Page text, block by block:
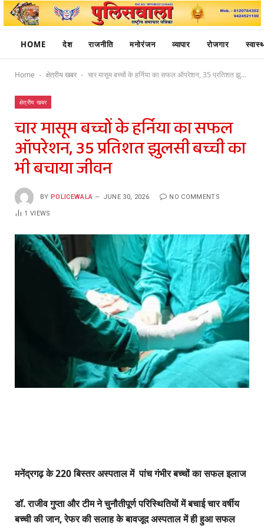
HOME देश राजनीति मनोरंजन व्यापार रोजगार
Home - क्षेत्रीय खबर - चार मासूम बच्चों के हर्निया का सफल ऑपरेशन, 35 प्रतिशत झुलसी बच्ची का भी बचाया जीवन
क्षेत्रीय खबर
चार मासूम बच्चों के हर्निया का सफल
ऑपरेशन, 35 प्रतिशत झुलसी बच्ची का
भी बचाया जीवन
BY POLICEWALA JUNE 30, 2026 NO COMMENTS
1VIEWS
मनेंद्रगढ़ के 220 बिस्तर अस्पताल में पांच गंभीर बच्चों का सफल इलाज
डॉ. राजीव गुप्ता और टीम ने चुनौतीपूर्ण परिस्थितियों में बचाई चार वर्षीय
बच्ची की जान, रेफर की सलाह के बावजूद अस्पताल में ही हुआ सफल